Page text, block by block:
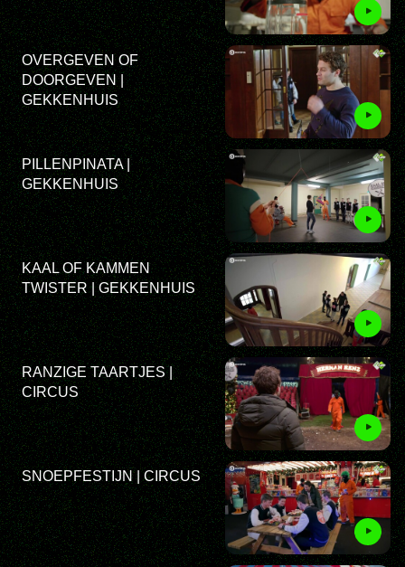
OVERGEVEN OF
DOORGEVEN |
GEKKENHUIS
PILLENPINATA |
GEKKENHUIS
KAAL OF KAMMEN
TWISTER | GEKKENHUIS
RANZIGE TAARTJES |
CIRCUS
SNOEPFESTIJN | CIRCUS